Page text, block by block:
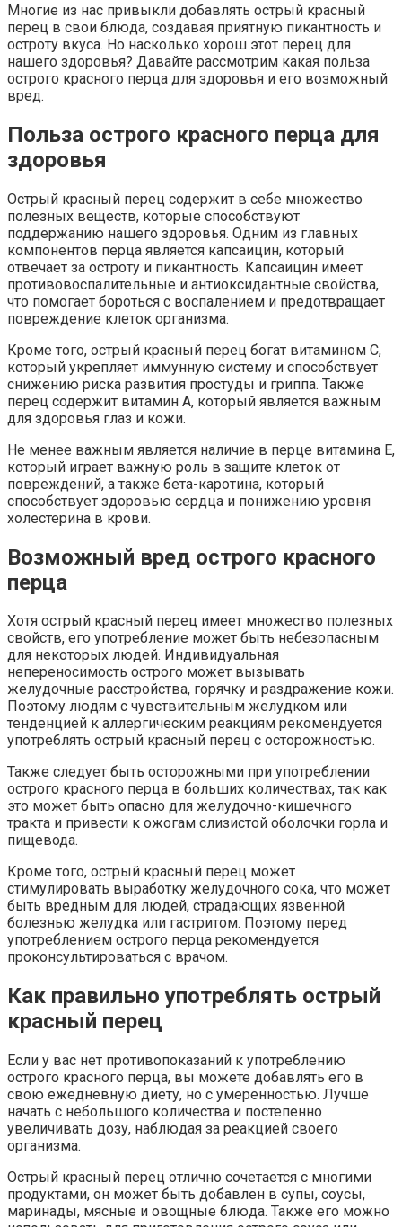
Многие из нас привыкли добавлять острый красный
перец в свои блюда, создавая приятную пикантность и
остроту вкуса. Но насколько хорош этот перец для
нашего здоровья? Давайте рассмотрим какая польза
острого красного перца для здоровья и его возможный
вред.
Польза острого красного перца для
здоровья
Острый красный перец содержит в себе множество
полезных веществ, которые способствуют
поддержанию нашего здоровья. Одним из главных
компонентов перца является капсаицин, который
отвечает за остроту и пикантность. Капсаицин имеет
противовоспалительные и антиоксидантные свойства,
что помогает бороться с воспалением и предотвращает
повреждение клеток организма.
Кроме того, острый красный перец богат витамином C,
который укрепляет иммунную систему и способствует
снижению риска развития простуды и гриппа. Также
перец содержит витамин A, который является важным
для здоровья глаз и кожи.
Не менее важным является наличие в перце витамина E,
который играет важную роль в защите клеток от
повреждений, а также бета-каротина, который
способствует здоровью сердца и понижению уровня
холестерина в крови.
Возможный вред острого красного
перца
Хотя острый красный перец имеет множество полезных
свойств, его употребление может быть небезопасным
для некоторых людей. Индивидуальная
непереносимость острого может вызывать
желудочные расстройства, горячку и раздражение кожи.
Поэтому людям с чувствительным желудком или
тенденцией к аллергическим реакциям рекомендуется
употреблять острый красный перец с осторожностью.
Также следует быть осторожными при употреблении
острого красного перца в больших количествах, так как
это может быть опасно для желудочно-кишечного
тракта и привести к ожогам слизистой оболочки горла и
пищевода.
Кроме того, острый красный перец может
стимулировать выработку желудочного сока, что может
быть вредным для людей, страдающих язвенной
болезнью желудка или гастритом. Поэтому перед
употреблением острого перца рекомендуется
проконсультироваться с врачом.
Как правильно употреблять острый
красный перец
Если у вас нет противопоказаний к употреблению
острого красного перца, вы можете добавлять его в
свою ежедневную диету, но с умеренностью. Лучше
начать с небольшого количества и постепенно
увеличивать дозу, наблюдая за реакцией своего
организма.
Острый красный перец отлично сочетается с многими
продуктами, он может быть добавлен в супы, соусы,
маринады, мясные и овощные блюда. Также его можно